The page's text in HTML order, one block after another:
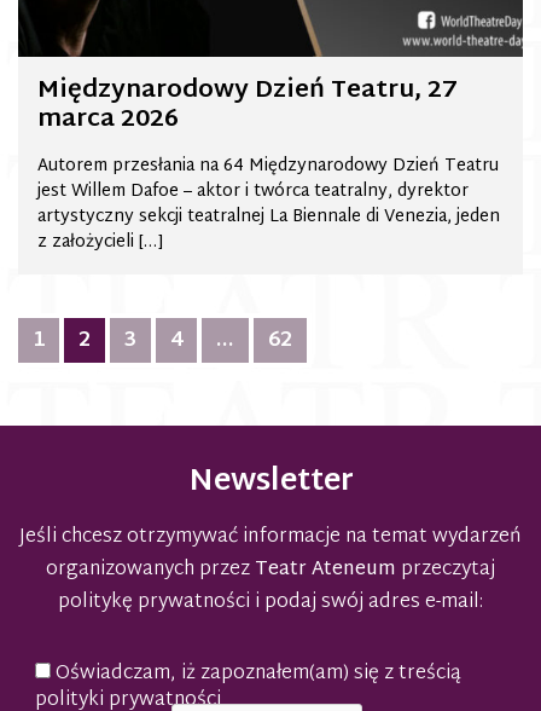
Międzynarodowy Dzień Teatru, 27
marca 2026
Autorem przesłania na 64 Międzynarodowy Dzień Teatru
jest Willem Dafoe – aktor i twórca teatralny, dyrektor
artystyczny sekcji teatralnej La Biennale di Venezia, jeden
z założycieli […]
Nawigacja
po
wpisach
1 2 3 4 … 62
Newsletter
Jeśli chcesz otrzymywać informacje na temat wydarzeń
organizowanych przezTeatr Ateneum przeczytaj
politykę prywatności i podaj swój adres e-mail:
Oświadczam, iż zapoznałem(am) się z treścią
polityki prywatności